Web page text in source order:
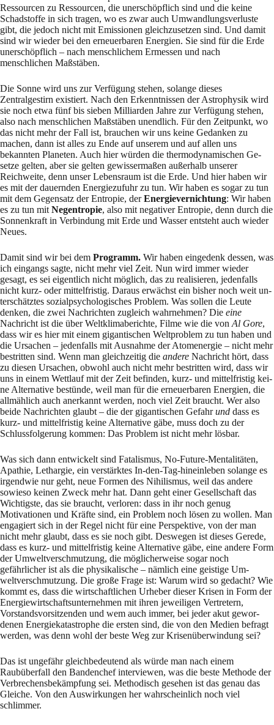
Ressourcen zu Res­sour­cen, die unerschöpflich sind und die keine
Schadstoffe in sich tragen, wo es zwar auch Um­wand­lungsverluste
gibt, die jedoch nicht mit Emissionen gleichzusetzen sind. Und damit
sind wir wieder bei den erneuerbaren Energien. Sie sind für die Erde
unerschöpflich – nach menschli­chem Ermessen und nach
menschlichen Maßstäben.
Die Sonne wird uns zur Verfügung stehen, solange dieses
Zentralgestirn existiert. Nach den Er­kenntnissen der Astrophysik wird
sie noch etwa fünf bis sieben Milliarden Jahre zur Ver­fü­gung stehen,
also nach menschlichen Maßstäben unendlich. Für den Zeitpunkt, wo
das nicht mehr der Fall ist, brauchen wir uns keine Gedanken zu
machen, dann ist alles zu Ende auf unserem und auf allen uns
bekannten Planeten. Auch hier würden die thermodynamischen Ge­
setze gelten, aber sie gelten gewissermaßen außerhalb unserer
Reichweite, denn unser Le­bens­raum ist die Erde. Und hier haben wir
es mit der dauernden Energiezufuhr zu tun. Wir ha­ben es sogar zu tun
mit dem Gegensatz der Entropie, derEnergievernichtung: Wir haben
es zu tun mit Negentropie, also mit negativer Entropie, denn durch die
Sonnenkraft in Ver­bin­dung mit Erde und Wasser entsteht auch wieder
Neues.
Damit sind wir bei dem Programm. Wir haben eingedenk dessen, was
ich eingangs sagte, nicht mehr viel Zeit. Nun wird immer wieder
gesagt, es sei eigentlich nicht möglich, das zu realisieren, jedenfalls
nicht kurz- oder mittelfristig. Daraus erwächst ein bisher noch weit un­
ter­schätztes sozi­alpsychologisches Problem. Was sollen die Leute
denken, die zwei Nach­rich­ten zugleich wahrnehmen? Die eine
Nachricht ist die über Weltklimaberichte, Filme wie die von Al Gore,
dass wir es hier mit einem gigantischen Weltproblem zu tun haben und
die Ur­sachen – jedenfalls mit Ausnahme der Atomenergie – nicht mehr
bestritten sind. Wenn man gleichzeitig die andere Nachricht hört, dass
zu diesen Ursachen, obwohl auch nicht mehr be­stritten wird, dass wir
uns in einem Wettlauf mit der Zeit befinden, kurz- und mittelfristig kei­
ne Alternative bestünde, weil man für die erneuerbaren Energien, die
allmählich auch an­er­kannt werden, noch viel Zeit braucht. Wer also
beide Nachrichten glaubt – die der giganti­schen Gefahrund dass es
kurz- und mittelfristig keine Alternative gäbe, muss doch zu der
Schluss­folgerung kommen: Das Problem ist nicht mehr lösbar.
Was sich dann entwickelt sind Fatalismus, No-Future-Mentalitäten,
Apathie, Lethargie, ein ver­stärktes In-den-Tag-hineinleben solange es
irgendwie nur geht, neue Formen des Nihilis­mus, weil das andere
sowieso keinen Zweck mehr hat. Dann geht einer Gesellschaft das
Wich­tigste, das sie braucht, verloren: dass in ihr noch genug
Motivationen und Kräfte sind, ein Problem noch lösen zu wollen. Man
engagiert sich in der Regel nicht für eine Perspektive, von der man
nicht mehr glaubt, dass es sie noch gibt. Deswegen ist dieses Gerede,
dass es kurz- und mittelfristig keine Alternative gäbe, eine andere Form
der Umweltverschmutzung, die möglicherweise sogar noch
gefährlicher ist als die physikalische – nämlich eine geistige Um­
weltverschmutzung. Die große Frage ist: Warum wird so gedacht? Wie
kommt es, dass die wirtschaftlichen Urheber dieser Kri­sen in Form der
Energiewirtschaftsunternehmen mit ih­ren jeweiligen Vertretern,
Vorstandsvor­sitzenden und wem auch immer, bei jeder akut ge­wor­
denen Energiekatastrophe die ersten sind, die von den Medien befragt
werden, was denn wohl der beste Weg zur Krisenüberwindung sei?
Das ist ungefähr gleichbedeutend als würde man nach einem
Raubüberfall den Bandenchef in­ter­viewen, was die beste Methode der
Verbrechensbekämpfung sei. Methodisch gesehen ist das ge­nau das
Gleiche. Von den Auswirkungen her wahrscheinlich noch viel
schlimmer.